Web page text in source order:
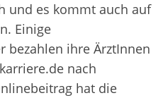
und es kommt auch auf
Einige
bezahlen ihre ÄrztInnen
nach
hat die